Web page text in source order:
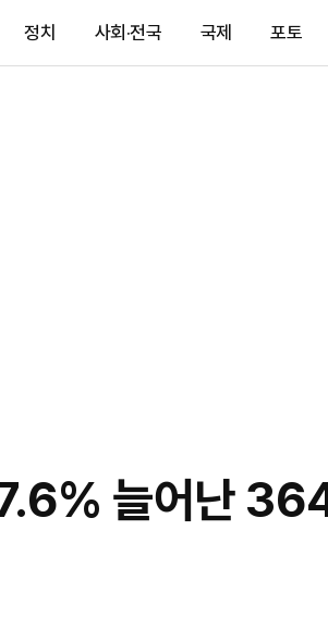
정치 사회·전국 국제 포토
늘어난